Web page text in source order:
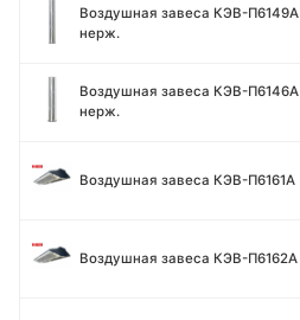
Воздушная завеса КЭВ-П6149A
нерж.
Воздушная завеса КЭВ-П6146A
нерж.
Воздушная завеса КЭВ-П6161А
Воздушная завеса КЭВ-П6162А